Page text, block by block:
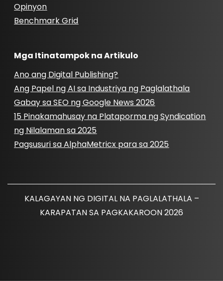
Opinyon
Benchmark Grid
Mga Itinatampok na Artikulo
Ano ang Digital Publishing?
Ang Papel ng AI sa Industriya ng Paglalathala
Gabay sa SEO ng Google News 2026
15 Pinakamahusay na Plataporma ng Syndication
ng Nilalaman sa 2025
Pagsusuri sa AlphaMetricx para sa 2025
KALAGAYAN NG DIGITAL NA PAGLALATHALA –
KARAPATAN SA PAGKAKAROON 2026